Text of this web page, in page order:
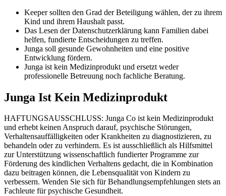
Keeper sollten den Grad der Beteiligung wählen, der zu ihrem
Kind und ihrem Haushalt passt.
Das Lesen der Datenschutzerklärung kann Familien dabei
helfen, fundierte Entscheidungen zu treffen.
Junga soll gesunde Gewohnheiten und eine positive
Entwicklung fördern.
Junga ist kein Medizinprodukt und ersetzt weder
professionelle Betreuung noch fachliche Beratung.
Junga Ist Kein Medizinprodukt
HAFTUNGSAUSSCHLUSS: Junga Co ist kein Medizinprodukt
und erhebt keinen Anspruch darauf, psychische Störungen,
Verhaltensauffälligkeiten oder Krankheiten zu diagnostizieren, zu
behandeln oder zu verhindern. Es ist ausschließlich als Hilfsmittel
zur Unterstützung wissenschaftlich fundierter Programme zur
Förderung des kindlichen Verhaltens gedacht, die in Kombination
dazu beitragen können, die Lebensqualität von Kindern zu
verbessern. Wenden Sie sich für Behandlungsempfehlungen stets an
Fachleute für psychische Gesundheit.